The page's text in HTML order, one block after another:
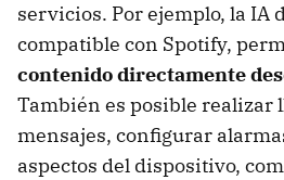
servicios. Por ejemplo, la IA
compatible con Spotify,
contenido directamente
También es posible realizar
mensajes, configurar
aspectos del dispositivo,